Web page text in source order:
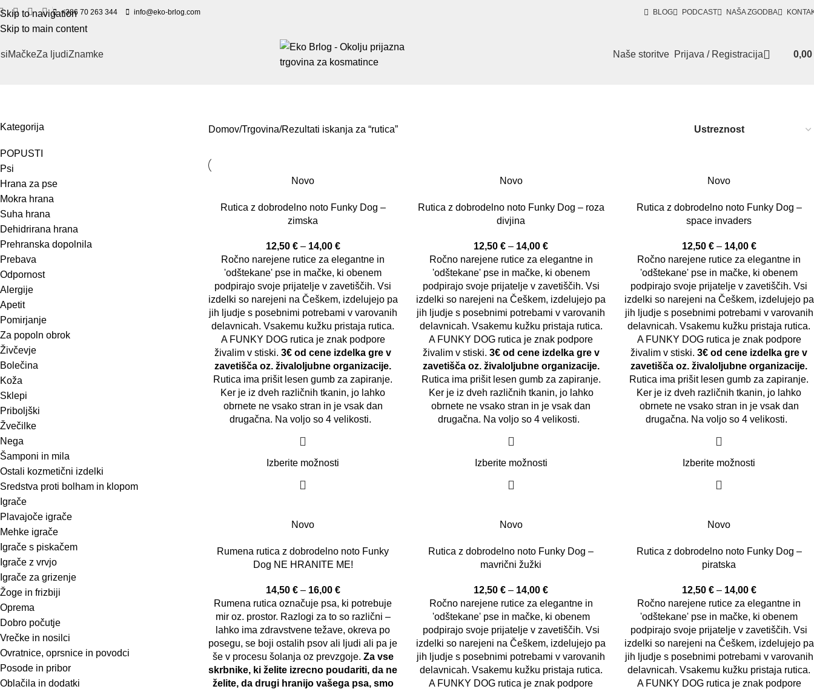
Skip to navigation
Skip to main content
+386 70 263 344 info@eko-brlog.com BLOG PODCAST NAŠA ZGODBA
MačkeZa ljudiZnamke Naše storitve Prijava / Registracija 0,00
Kategorija
POPUSTI
Psi
Hrana za pse
Mokra hrana
Suha hrana
Dehidrirana hrana
Prehranska dopolnila
Prebava
Odpornost
Alergije
Apetit
Pomirjanje
Za popoln obrok
Živčevje
Bolečina
Koža
Sklepi
Priboljški
Žvečilke
Nega
Šamponi in mila
Ostali kozmetični izdelki
Sredstva proti bolham in klopom
Igrače
Plavajoče igrače
Mehke igrače
Igrače s piskačem
Igrače z vrvjo
Igrače za grizenje
Žoge in frizbiji
Oprema
Dobro počutje
Vrečke in nosilci
Ovratnice, oprsnice in povodci
Posode in pribor
Oblačila in dodatki
Domov Trgovina Rezultati iskanja za “rutica”
Novo
Rutica z dobrodelno noto Funky Dog –
zimska
12,50 € – 14,00 €
Ročno narejene rutice za elegantne in
'odštekane' pse in mačke, ki obenem
podpirajo svoje prijatelje v zavetiščih. Vsi
izdelki so narejeni na Češkem, izdelujejo pa
jih ljudje s posebnimi potrebami v varovanih
delavnicah. Vsakemu kužku pristaja rutica.
A FUNKY DOG rutica je znak podpore
živalim v stiski.3€ od cene izdelka gre v
zavetišča oz. živaloljubne organizacije.
Rutica ima prišit lesen gumb za zapiranje.
Ker je iz dveh različnih tkanin, jo lahko
obrnete ne vsako stran in je vsak dan
drugačna. Na voljo so 4 velikosti.
Izberite možnosti
Novo
Rutica z dobrodelno noto Funky Dog – roza
divjina
12,50€ – 14,00€
Ročno narejene rutice za elegantne in
'odštekane' pse in mačke, ki obenem
podpirajo svoje prijatelje v zavetiščih. Vsi
izdelki so narejeni na Češkem, izdelujejo pa
jih ljudje s posebnimi potrebami v varovanih
delavnicah. Vsakemu kužku pristaja rutica.
A FUNKY DOG rutica je znak podpore
živalim v stiski. 3€ od cene izdelka gre v
zavetišča oz. živaloljubne organizacije.
Rutica ima prišit lesen gumb za zapiranje.
Ker je iz dveh različnih tkanin, jo lahko
obrnete ne vsako stran in je vsak dan
drugačna. Na voljo so 4 velikosti.
Izberite možnosti
Novo
Rutica z dobrodelno noto Funky Dog –
space invaders
12,50 € – 14,00 €
Ročno narejene rutice za elegantne in
'odštekane' pse in mačke, ki obenem
podpirajo svoje prijatelje v zavetiščih. Vsi
izdelki so narejeni na Češkem, izdelujejo pa
jih ljudje s posebnimi potrebami v varovanih
delavnicah. Vsakemu kužku pristaja rutica.
A FUNKY DOG rutica je znak podpore
živalim v stiski.3€ od cene izdelka gre v
zavetišča oz. živaloljubne organizacije.
Rutica ima prišit lesen gumb za zapiranje.
Ker je iz dveh različnih tkanin, jo lahko
obrnete ne vsako stran in je vsak dan
drugačna. Na voljo so 4 velikosti.
Izberite možnosti
Novo
Rumena rutica z dobrodelno noto Funky
Dog NE HRANITE ME!
14,50 € – 16,00 €
Rumena rutica označuje psa, ki potrebuje
mir oz. prostor. Razlogi za to so različni –
lahko ima zdravstvene težave, okreva po
posegu, se boji ostalih psov ali ljudi ali pa je
še v procesu šolanja oz prevzgoje. Za vse
skrbnike, ki želite izrecno poudariti, da ne
želite, da drugi hranijo vašega psa, smo
Novo
Rutica z dobrodelno noto Funky Dog –
mavrični žužki
12,50€ – 14,00€
Ročno narejene rutice za elegantne in
'odštekane' pse in mačke, ki obenem
podpirajo svoje prijatelje v zavetiščih. Vsi
izdelki so narejeni na Češkem, izdelujejo pa
jih ljudje s posebnimi potrebami v varovanih
delavnicah. Vsakemu kužku pristaja rutica.
A FUNKY DOG rutica je znak podpore
Novo
Rutica z dobrodelno noto Funky Dog –
piratska
12,50 € – 14,00 €
Ročno narejene rutice za elegantne in
'odštekane' pse in mačke, ki obenem
podpirajo svoje prijatelje v zavetiščih. Vsi
izdelki so narejeni na Češkem, izdelujejo pa
jih ljudje s posebnimi potrebami v varovanih
delavnicah. Vsakemu kužku pristaja rutica.
A FUNKY DOG rutica je znak podpore